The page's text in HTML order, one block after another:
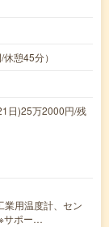
憩45分）
日)25万2000円/残
業用温度計、セン
サポー…